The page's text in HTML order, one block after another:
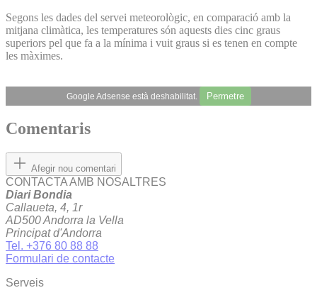
Segons les dades del servei meteorològic, en comparació amb la
mitjana climàtica, les temperatures són aquests dies cinc graus
superiors pel que fa a la mínima i vuit graus si es tenen en compte
les màximes.
Google Adsense està deshabilitat. Permetre
Comentaris
Afegir nou comentari
CONTACTA AMB NOSALTRES
Diari Bondia
Callaueta, 4, 1r
AD500 Andorra la Vella
Principat d'Andorra
Tel. +376 80 88 88
Formulari de contacte
Serveis